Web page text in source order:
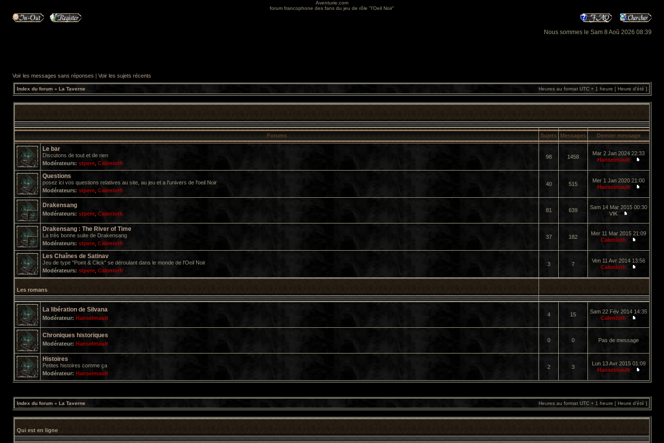
Aventurie.com
forum francophone des fans du jeu de rôle "l'Oeil Noir"
Nous sommes le Sam 8 Aoû 2026 08:39
Voir les messages sans réponses | Voir les sujets récents
Index du forum » La Taverne Heures au format UTC + 1 heure [ Heure d’été ]
Forums Sujets Messages Dernier message
Le bar
Discutons de tout et de rien
Modérateurs: stpere Calenloth
98 1458
Mar 2 Jan 2024 22:33
Hanselmault
Questions
posez ici vos questions relatives au site, au jeu et a l'univers de l'oeil Noir
Modérateurs: stpere Calenloth
40 515
Mer 1 Jan 2020 21:00
Hanselmault
Drakensang
Modérateurs: stpere Calenloth
81 639
Sam 14 Mar 2015 00:30
VIK
Drakensang : The River of Time
La très bonne suite de Drakensang
Modérateurs: stpere Calenloth
37 182
Mer 11 Mar 2015 21:09
Calenloth
Les Chaînes de Satinav
Jeu de type "Point & Click" se déroulant dans le monde de l'Oeil Noir
Modérateurs: stpere Calenloth
3 7
Ven 11 Avr 2014 13:56
Calenloth
Les romans
La libération de Silvana
Modérateur: Hanselmault
4 15
Sam 22 Fév 2014 14:35
Calenloth
Chroniques historiques
Modérateur: Hanselmault
0 0 Pas de message
Histoires
Petites histoires comme ça
Modérateur: Hanselmault
2 3
Lun 13 Avr 2015 01:09
Hanselmault
Index du forum » La Taverne Heures au format UTC + 1 heure [ Heure d’été ]
Qui est en ligne